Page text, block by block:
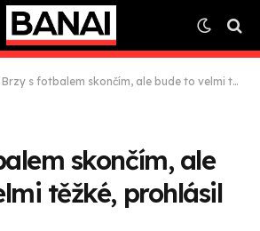
Brzy s fotbalem skončím, ale bude to velmi těžké, prohlásil Ronaldo
skončím, ale
těžké, prohlásil